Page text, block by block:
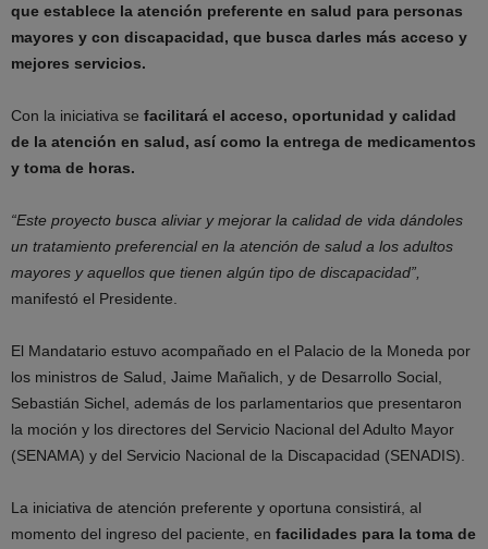
que establece la atención preferente en salud para personas
mayores y con discapacidad, que busca darles más acceso y
mejores servicios.
Con la iniciativa se facilitará el acceso, oportunidad y calidad
de la atención en salud, así como la entrega de medicamentos
y toma de horas.
“Este proyecto busca aliviar y mejorar la calidad de vida dándoles
un tratamiento preferencial en la atención de salud a los adultos
mayores y aquellos que tienen algún tipo de discapacidad”,
manifestó el Presidente.
El Mandatario estuvo acompañado en el Palacio de la Moneda por
los ministros de Salud, Jaime Mañalich, y de Desarrollo Social,
Sebastián Sichel, además de los parlamentarios que presentaron
la moción y los directores del Servicio Nacional del Adulto Mayor
(SENAMA) y del Servicio Nacional de la Discapacidad (SENADIS).
La iniciativa de atención preferente y oportuna consistirá, al
momento del ingreso del paciente, en facilidades para la toma de